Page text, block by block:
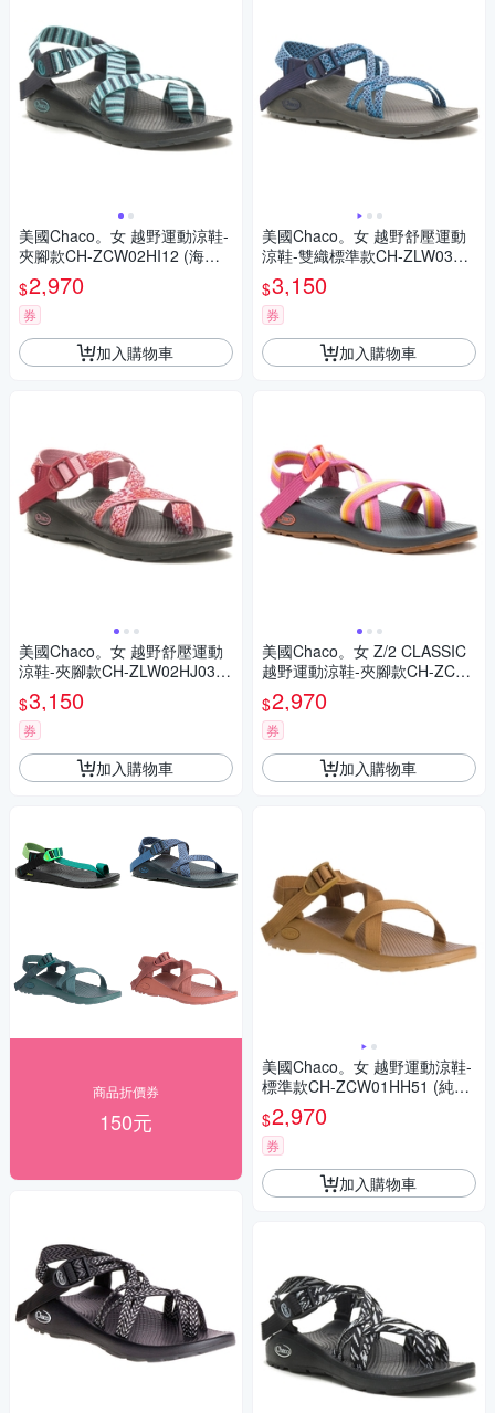
美國Chaco。女 越野運動涼鞋-
夾腳款CH-ZCW02HI12 (海岸
軍藍)
$2,970
券
加入購物車
美國Chaco。女 越野舒壓運動
涼鞋-夾腳款CH-ZLW02HJ03
(濛濛玫瑰)
$3,150
券
加入購物車
商品折價券
150元
美國Chaco。女 越野舒壓運動
涼鞋-雙織標準款CH-ZLW03HJ
05 (翠藍拼圖)
$3,150
券
加入購物車
美國Chaco。女 Z/2 CLASSIC
越野運動涼鞋-夾腳款CH-ZCW
02HK06 (紅紫瑰麗)
$2,970
券
加入購物車
美國Chaco。女 越野運動涼鞋-
標準款CH-ZCW01HH51 (純粹
棕色)
$2,970
券
加入購物車